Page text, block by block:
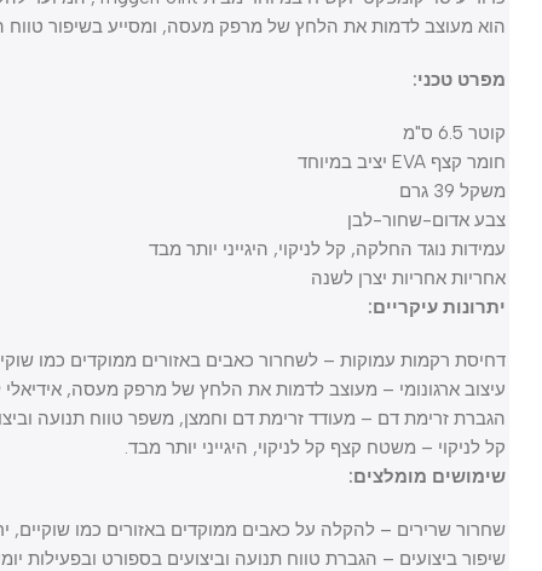
הוא מעוצב לדמות את הלחץ של מרפק מעסה, ומסייע בשיפור טווח
מפרט טכני:
קוטר 6.5 ס"מ
חומר קצף EVA יציב במיוחד
משקל 39 גרם
צבע אדום-שחור-לבן
עמידות נוגד החלקה, קל לניקוי, היגייני יותר מבד
אחריות אחריות יצרן לשנה
יתרונות עיקריים:
דחיסת רקמות עמוקות – לשחרור כאבים באזורים ממוקדים כמו שוקיים,
עיצוב ארגונומי – מעוצב לדמות את הלחץ של מרפק מעסה, אידיאלי
הגברת זרימת דם – מעודד זרימת דם וחמצן, משפר טווח תנועה וביצועים.
קל לניקוי – משטח קצף קל לניקוי, היגייני יותר מבד.
שימושים מומלצים:
שחרור שרירים – להקלה על כאבים ממוקדים באזורים כמו שוקיים, ירך
שיפור ביצועים – הגברת טווח תנועה וביצועים בספורט ובפעילות